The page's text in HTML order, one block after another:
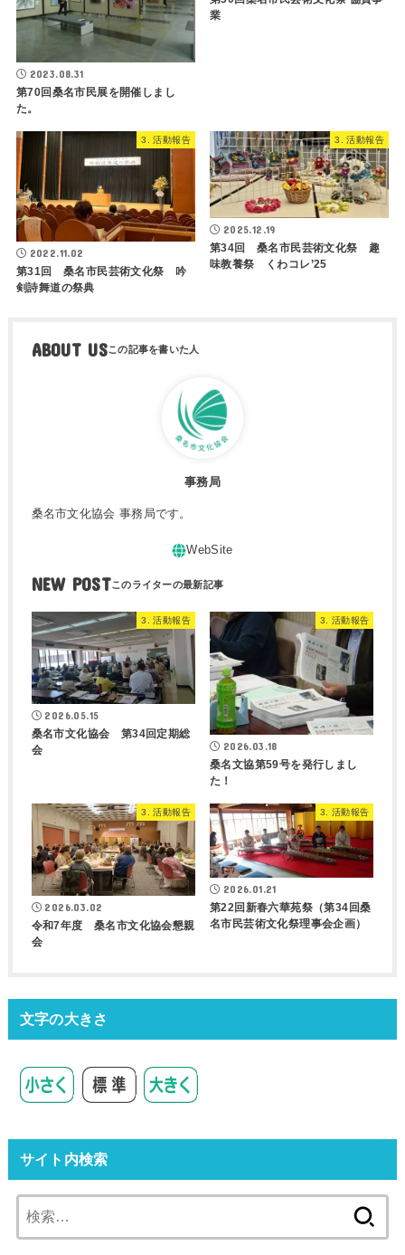
2023.08.31
第70回桑名市民展を開催しまし
た。
業
3. 活動報告
2022.11.02
第31回 桑名市民芸術文化祭 吟
剣詩舞道の祭典
3. 活動報告
2025.12.19
第34回 桑名市民芸術文化祭 趣
味教養祭 くわコレ’25
ABOUT US
事務局
桑名市文化協会 事務局です。
NEW POST
3. 活動報告
2026.05.15
桑名市文化協会 第34回定期総
会
3. 活動報告
2026.03.18
桑名文協第59号を発行しまし
た！
3. 活動報告
2026.03.02
令和7年度 桑名市文化協会懇親
会
3. 活動報告
2026.01.21
第22回新春六華苑祭（第34回桑
名市民芸術文化祭理事会企画）
文字の大きさ
サイト内検索
索: